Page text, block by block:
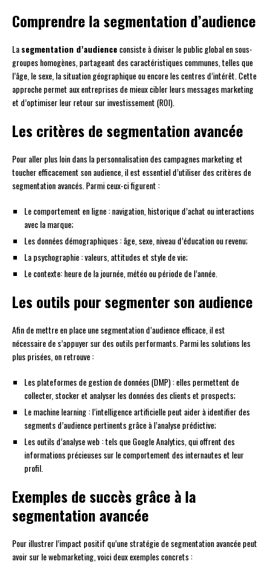
Comprendre la segmentation d’audience
Lasegmentation d’audienceconsiste à diviser le public global en sous-
groupes homogènes, partageant des caractéristiques communes, telles que
l’âge, le sexe, la situation géographique ou encore les centres d’intérêt. Cette
approche permet aux entreprises de mieux cibler leurs messages marketing
et d’optimiser leur retour sur investissement (ROI).
Les critères de segmentation avancée
Pour aller plus loin dans la personnalisation des campagnes marketing et
toucher efficacement son audience, il est essentiel d’utiliser des critères de
segmentation avancés. Parmi ceux-ci figurent :
Le comportement en ligne : navigation, historique d’achat ou interactions
avec la marque;
Les données démographiques : âge, sexe, niveau d’éducation ou revenu;
La psychographie : valeurs, attitudes et style de vie;
Le contexte: heure de la journée, météo ou période de l’année.
Les outils pour segmenter son audience
Afin de mettre en place une segmentation d’audience efficace, il est
nécessaire de s’appuyer sur des outils performants. Parmi les solutions les
plus prisées, on retrouve :
Les plateformes de gestion de données (DMP) : elles permettent de
collecter, stocker et analyser les données des clients et prospects;
Le machine learning : l’intelligence artificielle peut aider à identifier des
segments d’audience pertinents grâce à l’analyse prédictive;
Les outils d’analyse web : tels que Google Analytics, qui offrent des
informations précieuses sur le comportement des internautes et leur
profil.
Exemples de succès grâce à la
segmentation avancée
Pour illustrer l’impact positif qu’une stratégie de segmentation avancée peut
avoir sur le webmarketing, voici deux exemples concrets :